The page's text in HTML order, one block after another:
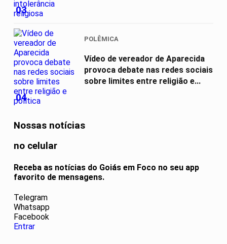
03
04
POLÊMICA
Vídeo de vereador de Aparecida
provoca debate nas redes sociais
sobre limites entre religião e...
Nossas notícias
no celular
Receba as notícias do Goiás em Foco no seu app
favorito de mensagens.
Telegram
Whatsapp
Facebook
Entrar